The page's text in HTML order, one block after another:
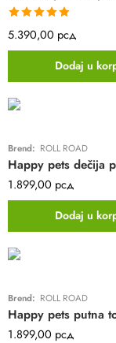
Ocenjeno sa
od 5
5.390,00 рсд
Dodaj u
Brend: ROLL ROAD
1.899,00 рсд
Dodaj u
Brend: ROLL ROAD
1.899,00 рсд